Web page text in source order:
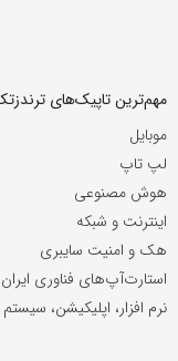
مهم‌ترین تاپیک‌های
موبایل
لپ تاپ
هوش مصنوعی
اینترنت و شبکه
هک و امنیت سایبری
استارت‌آپ‌های فناوری ایران
نرم افزار، اپلیکیشن،